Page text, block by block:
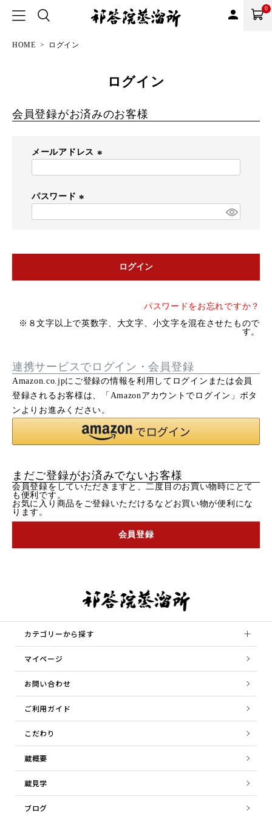
person 0
HOME ログイン
ログイン
会員登録がお済みのお客様
メールアドレス
パスワード
)
ログイン
パスワードをお忘れですか？
※８文字以上で英数字、大文字、小文字を混在させたもので
す。
連携サービスでログイン・会員登録
Amazon.co.jpにご登録の情報を利用してログインまたは会員
登録されるお客様は、「Amazonアカウントでログイン」ボタ
ンよりお進みください。
まだご登録がお済みでないお客様
会員登録をしていただきますと、二度目のお買い物時にとて
も便利です。
お気に入り商品をご登録いただけるなどお買い物が便利にな
ります。
会員登録
カテゴリーから探す
マイページ
お問い合わせ
ご利用ガイド
こだわり
蔵概要
蔵見学
ブログ